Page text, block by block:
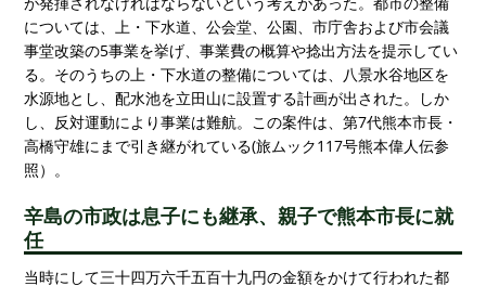
については、上・下水道、公会堂、公園、市庁舎および市会議
事堂改築の5事業を挙げ、事業費の概算や捻出方法を提示してい
る。そのうちの上・下水道の整備については、八景水谷地区を
水源地とし、配水池を立田山に設置する計画が出された。しか
し、反対運動により事業は難航。この案件は、第7代熊本市長・
高橋守雄にまで引き継がれている(旅ムック117号熊本偉人伝参
照）。
辛島の市政は息子にも継承、親子で熊本市長に就
任
当時にして三十四万六千五百十九円の金額をかけて行われた都